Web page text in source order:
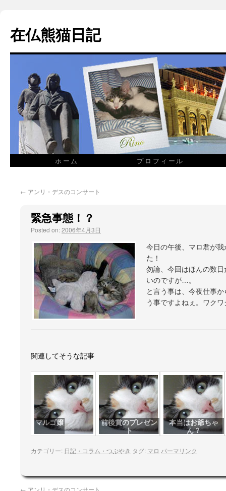
在仏熊猫日記
ホーム プロフィール
← アンリ・デスのコンサート
緊急事態！？
Posted on:2006年4月3日
今日の午後、マロ君が
た！
勿論、今回はほんの数
いのですが…。
と言う事は、今夜仕事
う事ですよねぇ。ワク
関連してそうな記事
マルゴ嬢
前後賞のプレゼン
ト
本当はお爺ちゃ
ん？
カテゴリー: 日記・コラム・つぶやき タグ: マロ パーマリンク
← アンリ・デスのコンサート